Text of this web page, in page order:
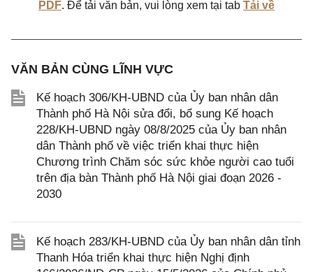
PDF. Để tải văn bản, vui lòng xem tại tab Tải về
VĂN BẢN CÙNG LĨNH VỰC
Kế hoạch 306/KH-UBND của Ủy ban nhân dân
Thành phố Hà Nội sửa đổi, bổ sung Kế hoạch
228/KH-UBND ngày 08/8/2025 của Ủy ban nhân
dân Thành phố về việc triển khai thực hiện
Chương trình Chăm sóc sức khỏe người cao tuổi
trên địa bàn Thành phố Hà Nội giai đoạn 2026 -
2030
Kế hoạch 283/KH-UBND của Ủy ban nhân dân tỉnh
Thanh Hóa triển khai thực hiện Nghị định